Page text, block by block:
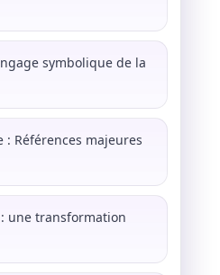
symbolique de la
: Références majeures
une transformation